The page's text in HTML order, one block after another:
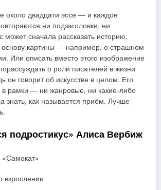
около двадцати эссе — и каждое
ни подзаголовки, ни
может сначала рассказать историю,
основу картины — например, о страшном
Или описать вместо этого изображение
о роли писателей в жизни
он говорит об искусстве в целом. Его
в рамки — ни жанровые, ни какие-либо
знать, как называется приём. Лучше
подростикус» Алиса Вербиж
«Самокат»
взрослении